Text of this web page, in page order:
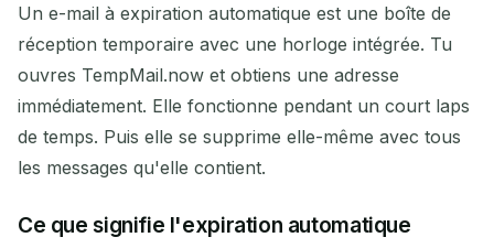
Supprimer la sélection
Rafraîchir
Un e-mail à expiration automatique est une boîte de
réception temporaire avec une horloge intégrée. Tu
ouvres TempMail.now et obtiens une adresse
immédiatement. Elle fonctionne pendant un court laps
de temps. Puis elle se supprime elle-même avec tous
les messages qu'elle contient.
Ce que signifie l'expiration automatique